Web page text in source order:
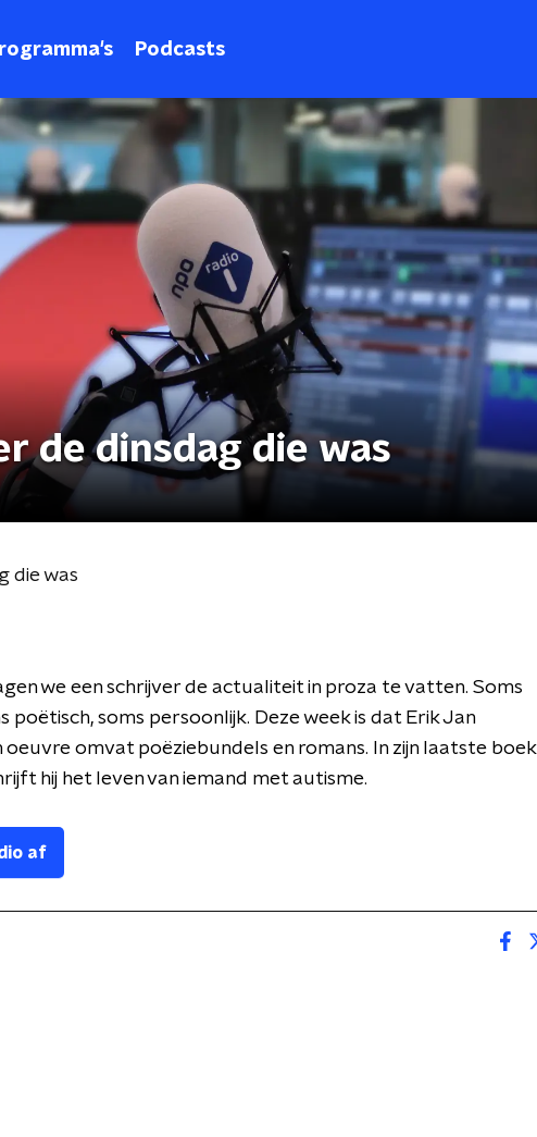
Podcasts
de dinsdag die was
die was
we een schrijver de actualiteit in proza te vatten. Soms
poëtisch, soms persoonlijk. Deze week is dat Erik Jan
oeuvre omvat poëziebundels en romans. In zijn laatste boek
hij het leven van iemand met autisme.
af